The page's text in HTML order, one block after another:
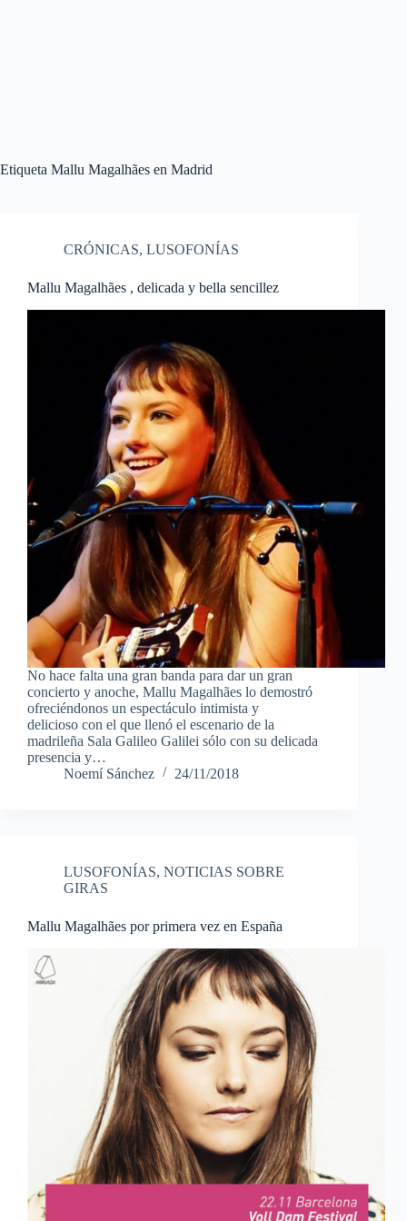
Etiqueta Mallu Magalhães en Madrid
CRÓNICAS, LUSOFONÍAS
Mallu Magalhães , delicada y bella sencillez
No hace falta una gran banda para dar un gran
concierto y anoche, Mallu Magalhães lo demostró
ofreciéndonos un espectáculo intimista y
delicioso con el que llenó el escenario de la
madrileña Sala Galileo Galilei sólo con su delicada
presencia y…
Noemí Sánchez
24/11/2018
LUSOFONÍAS, NOTICIAS SOBRE
GIRAS
Mallu Magalhães por primera vez en España